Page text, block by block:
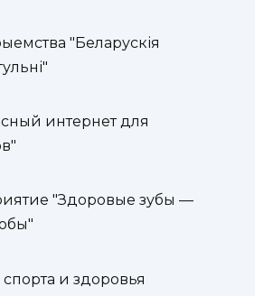
"Беларускія
интернет для
"Здоровые зубы —
и здоровья